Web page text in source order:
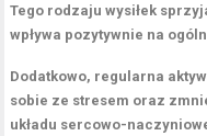
Tego rodzaju wysiłek
wpływa pozytywnie na
Dodatkowo, regularna
sobie ze stresem oraz
układu sercowo-